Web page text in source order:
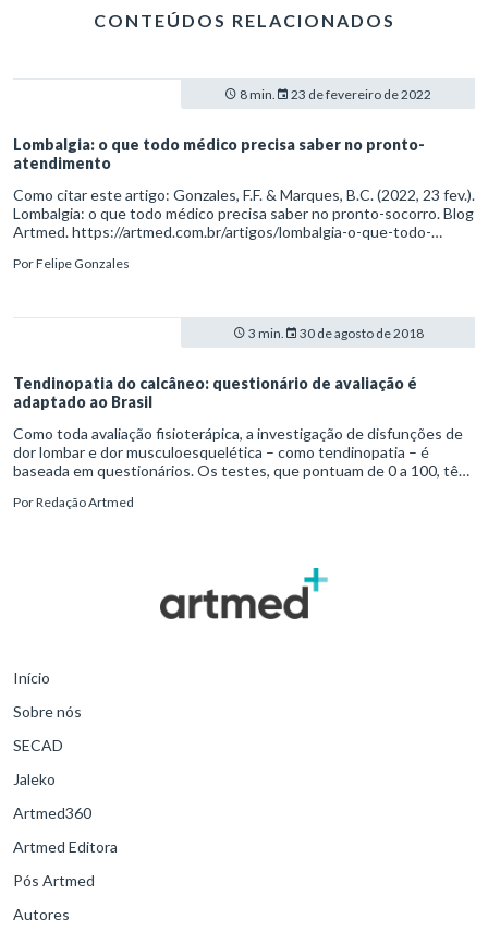
CONTEÚDOS RELACIONADOS
8 min. 23 de fevereiro de 2022
Lombalgia: o que todo médico precisa saber no pronto-
atendimento
Como citar este artigo: Gonzales, F.F. & Marques, B.C. (2022, 23 fev.).
Lombalgia: o que todo médico precisa saber no pronto-socorro. Blog
Artmed. https://artmed.com.br/artigos/lombalgia-o-que-todo-
PorFelipe Gonzales
3 min. 30 de agosto de 2018
Tendinopatia do calcâneo: questionário de avaliação é
adaptado ao Brasil
Como toda avaliação fisioterápica, a investigação de disfunções de
dor lombar e dor musculoesquelética – como tendinopatia – é
baseada em questionários. Os testes, que pontuam de 0 a 100, têm
diários e sua mobilidade.
PorRedação Artmed
Início
Sobre nós
SECAD
Jaleko
Artmed360
Artmed Editora
Pós Artmed
Autores